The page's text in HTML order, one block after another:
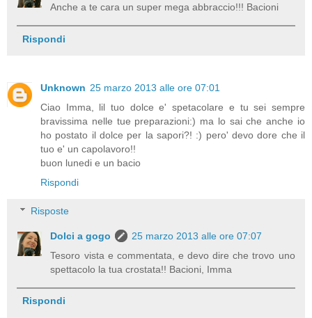
Anche a te cara un super mega abbraccio!!! Bacioni
Rispondi
Unknown 25 marzo 2013 alle ore 07:01
Ciao Imma, lil tuo dolce e' spetacolare e tu sei sempre
bravissima nelle tue preparazioni:) ma lo sai che anche io
ho postato il dolce per la sapori?! :) pero' devo dore che il
tuo e' un capolavoro!!
buon lunedi e un bacio
Rispondi
Risposte
Dolci a gogo
25 marzo 2013 alle ore 07:07
Tesoro vista e commentata, e devo dire che trovo uno
spettacolo la tua crostata!! Bacioni, Imma
Rispondi